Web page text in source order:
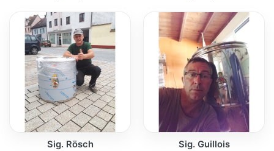
Sig. Rösch Sig. Guillois